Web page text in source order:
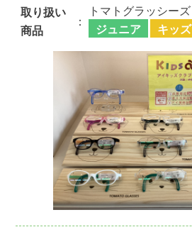
取り扱い
商品
：
トマトグラッシーズ
ジュニア
キッズ